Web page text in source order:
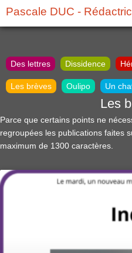
Pascale DUC -
Des lettres Dissidence
Les brèves Oulipo Un
Les
Parce que certains points ne
regroupées les publications faites
maximum de 1300 caractères.